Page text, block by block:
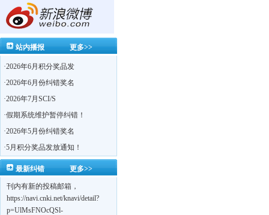
更多>>
站内播报
·2026年6月积分奖品发
·2026年6月份纠错奖名
·2026年7月SCI/S
·假期系统维护暂停纠错！
·2026年5月份纠错奖名
·5月积分奖品发放通知！
更多>>
最新纠错
刊内有新的投稿邮箱，
https://navi.cnki.net/knavi/detail?
p=UlMsFNOcQSl-